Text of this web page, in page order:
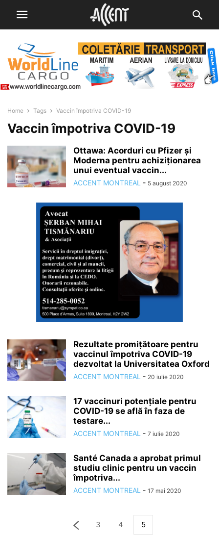
Home Tags Vaccin împotriva COVID-19
Vaccin împotriva COVID-19
Ottawa: Acorduri cu Pfizer și
Moderna pentru achiziționarea
unui eventual vaccin...
ACCENT MONTREAL - 5 august 2020
Rezultate promițătoare pentru
vaccinul împotriva COVID-19
dezvoltat la Universitatea Oxford
ACCENT MONTREAL - 20 iulie 2020
17 vaccinuri potențiale pentru
COVID-19 se află în faza de
testare...
ACCENT MONTREAL - 7 iulie 2020
Santé Canada a aprobat primul
studiu clinic pentru un vaccin
împotriva...
ACCENT MONTREAL - 17 mai 2020
3 4 5